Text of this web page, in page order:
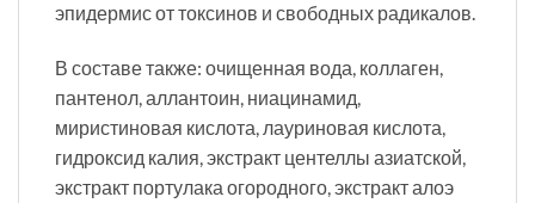
эпидермис от токсинов и свободных радикалов.
В составе также: очищенная вода, коллаген,
пантенол, аллантоин, ниацинамид,
миристиновая кислота, лауриновая кислота,
гидроксид калия, экстракт центеллы азиатской,
экстракт портулака огородного, экстракт алоэ